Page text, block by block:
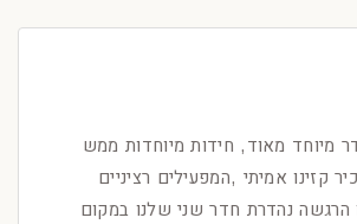
חדר מיוחד מאוד, חידות מיוחדות ממש
קזינו אמיתי ,המפעילים רציניים
הרגשה נהדרת חדר שני שלנו במקום